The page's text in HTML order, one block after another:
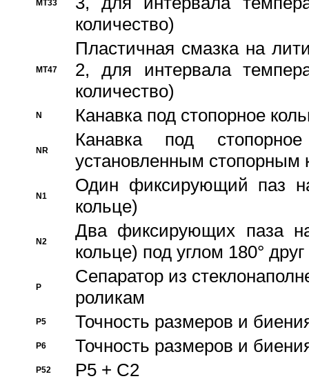
MT33
количество)
MT47
Пластичная смазка на
2, для интервала
количество)
N Канавка под стопорное
NR
Канавка под
установленным стопорным
N1
Один фиксирующий паз
кольце)
N2
Два фиксирующих паза
кольце) под углом 180° друг
P
Cепаратор из
роликам
P5 Точность размеров и
P6 Точность размеров и
P52 P5 + C2